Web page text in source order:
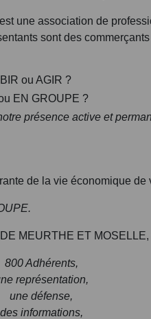
une association de
sont des
ou AGIR ?
EN GROUPE ?
présence active et
de la vie économique de
MEURTHE ET MOSELLE,
800 Adhérents,
représentation,
une défense,
des informations,